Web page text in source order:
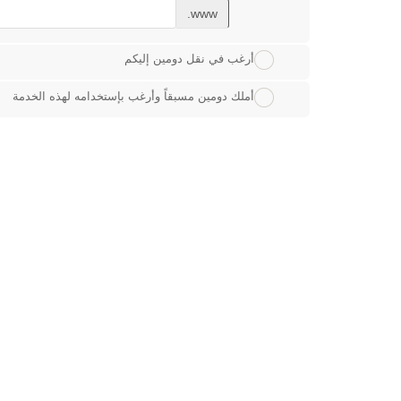
www.
أرغب في نقل دومين إليكم
أملك دومين مسبقاً وأرغب بإستخدامه لهذه الخدمة